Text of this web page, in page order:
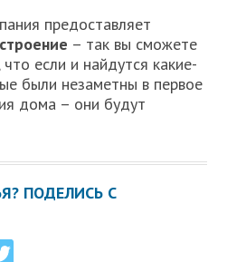
предоставляет
– так вы сможете
если и найдутся какие-
были незаметны в первое
дома – они будут
ПОДЕЛИСЬ С